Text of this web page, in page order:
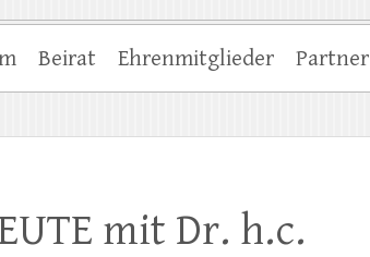
Beirat Ehrenmitglieder Partner
mit Dr. h.c.